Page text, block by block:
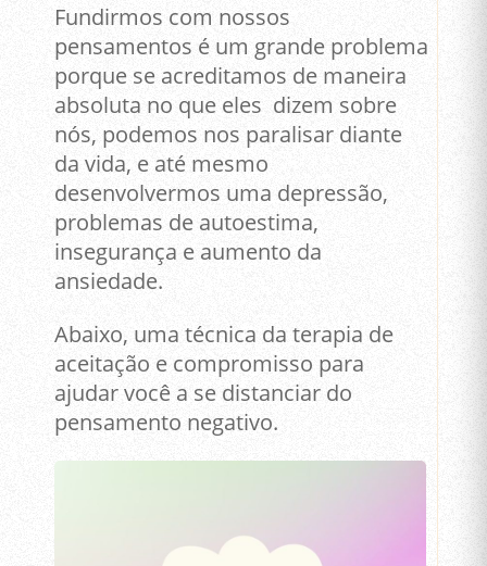
Fundirmos com nossos
pensamentos é um grande problema
porque se acreditamos de maneira
absoluta no que eles dizem sobre
nós, podemos nos paralisar diante
da vida, e até mesmo
desenvolvermos uma depressão,
problemas de autoestima,
insegurança e aumento da
ansiedade.
Abaixo, uma técnica da terapia de
aceitação e compromisso para
ajudar você a se distanciar do
pensamento negativo.